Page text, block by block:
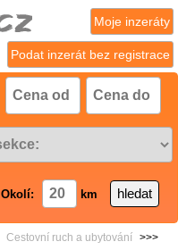
Podat inzerát bez registrace
Moje inzeráty
Okolí: km
Cestovní ruch a ubytování
>>>